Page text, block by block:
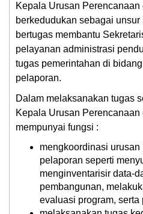
Kepala Urusan Perencanaan
berkedudukan sebagai unsur
bertugas membantu
pelayanan administrasi
tugas pemerintahan di
pelaporan.
Dalam melaksanakan tugas
Kepala Urusan Perencanaan
mempunyai fungsi :
mengkoordinasi
pelaporan seperti
menginventarisir data-
pembangunan,
evaluasi program,